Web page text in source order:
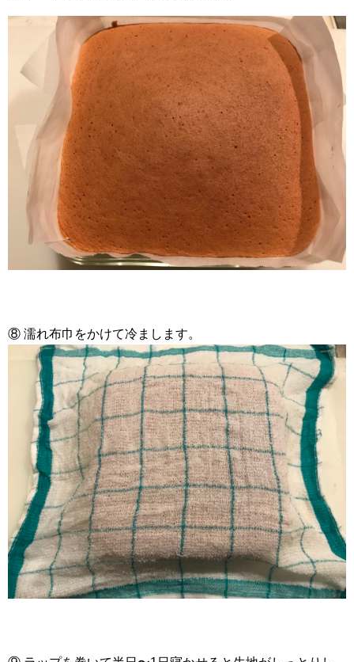
⑧ 濡れ布巾をかけて冷まします。